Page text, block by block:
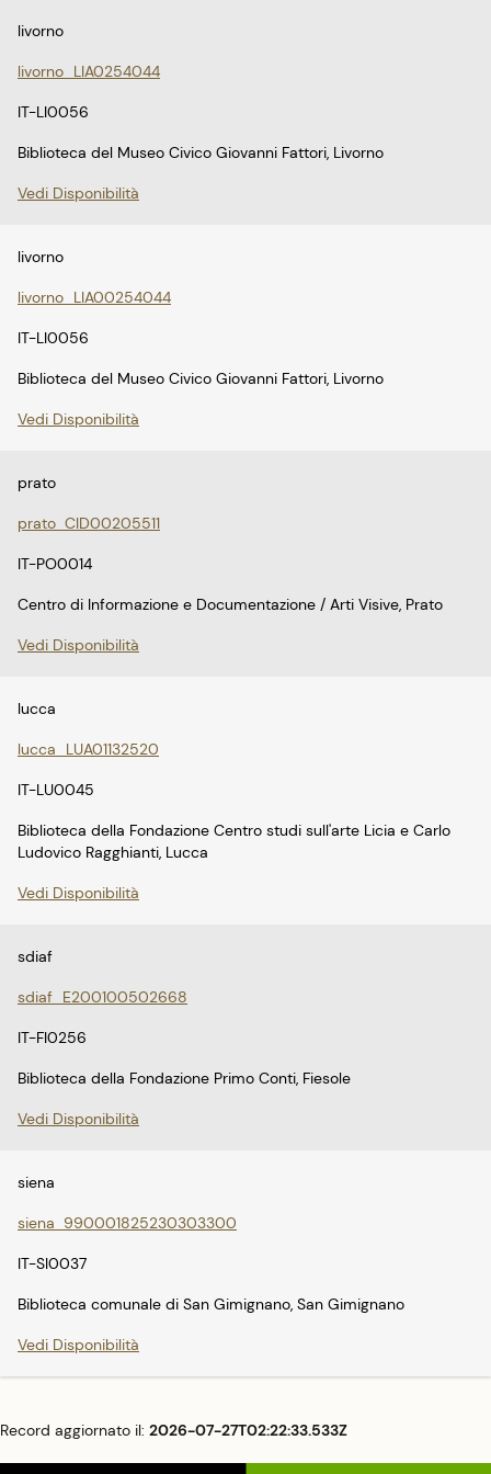
livorno
livorno_LIA0254044
IT-LI0056
Biblioteca del Museo Civico Giovanni Fattori, Livorno
Vedi Disponibilità
livorno
livorno_LIA00254044
IT-LI0056
Biblioteca del Museo Civico Giovanni Fattori, Livorno
Vedi Disponibilità
prato
prato_CID00205511
IT-PO0014
Centro di Informazione e Documentazione / Arti Visive, Prato
Vedi Disponibilità
lucca
lucca_LUA01132520
IT-LU0045
Biblioteca della Fondazione Centro studi sull'arte Licia e Carlo
Ludovico Ragghianti, Lucca
Vedi Disponibilità
sdiaf
sdiaf_E200100502668
IT-FI0256
Biblioteca della Fondazione Primo Conti, Fiesole
Vedi Disponibilità
siena
siena_990001825230303300
IT-SI0037
Biblioteca comunale di San Gimignano, San Gimignano
Vedi Disponibilità
Record aggiornato il: 2026-07-27T02:22:33.533Z